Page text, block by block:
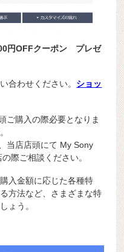
円OFFクーポン プレゼ
合わせください。 ショッ
ご購入の際必要となりま
当店店頭にて My Sony
際ご相談ください。
入金額に応じた各種特
方法など、さまざまな特
ょう。